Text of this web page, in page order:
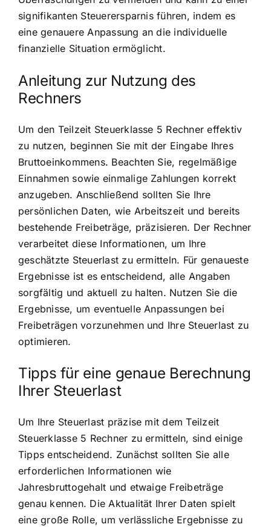
signifikanten Steuerersparnis führen, indem es
eine genauere Anpassung an die individuelle
finanzielle Situation ermöglicht.
Anleitung zur Nutzung des
Rechners
Um den Teilzeit Steuerklasse 5 Rechner effektiv
zu nutzen, beginnen Sie mit der Eingabe Ihres
Bruttoeinkommens. Beachten Sie, regelmäßige
Einnahmen sowie einmalige Zahlungen korrekt
anzugeben. Anschließend sollten Sie Ihre
persönlichen Daten, wie Arbeitszeit und bereits
bestehende Freibeträge, präzisieren. Der Rechner
verarbeitet diese Informationen, um Ihre
geschätzte Steuerlast zu ermitteln. Für genaueste
Ergebnisse ist es entscheidend, alle Angaben
sorgfältig und aktuell zu halten. Nutzen Sie die
Ergebnisse, um eventuelle Anpassungen bei
Freibeträgen vorzunehmen und Ihre Steuerlast zu
optimieren.
Tipps für eine genaue Berechnung
Ihrer Steuerlast
Um Ihre Steuerlast präzise mit dem Teilzeit
Steuerklasse 5 Rechner zu ermitteln, sind einige
Tipps entscheidend. Zunächst sollten Sie alle
erforderlichen Informationen wie
Jahresbruttogehalt und etwaige Freibeträge
genau kennen. Die Aktualität Ihrer Daten spielt
eine große Rolle, um verlässliche Ergebnisse zu